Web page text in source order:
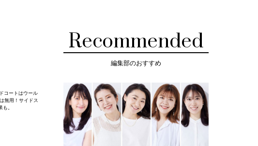
コートはウール
無用！サイドス
。
Recommended
編集部のおすすめ